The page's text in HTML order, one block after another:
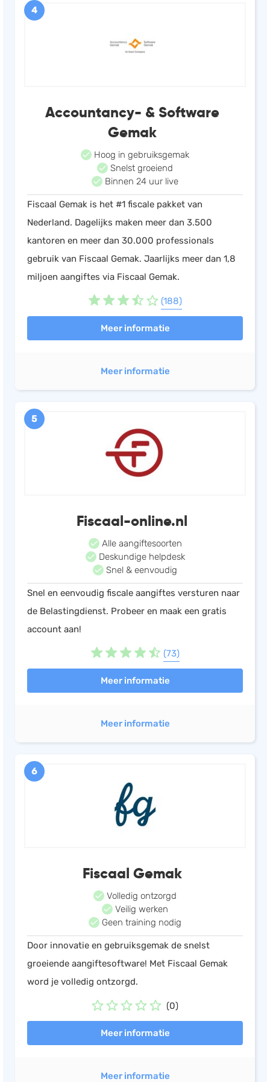
4
Accountancy- & Software
Gemak
Hoog in gebruiksgemak
Snelst groeiend
Binnen 24 uur live
Fiscaal Gemak is het #1 fiscale pakket van
Nederland. Dagelijks maken meer dan 3.500
kantoren en meer dan 30.000 professionals
gebruik van Fiscaal Gemak. Jaarlijks meer dan 1,8
miljoen aangiftes via Fiscaal Gemak.
(188)
Meer informatie
Meer informatie
5
Fiscaal-online.nl
Alle aangiftesoorten
Deskundige helpdesk
Snel & eenvoudig
Snel en eenvoudig fiscale aangiftes versturen naar
de Belastingdienst. Probeer en maak een gratis
account aan!
(73)
Meer informatie
Meer informatie
6
Fiscaal Gemak
Volledig ontzorgd
Veilig werken
Geen training nodig
Door innovatie en gebruiksgemak de snelst
groeiende aangiftesoftware! Met Fiscaal Gemak
word je volledig ontzorgd.
(0)
Meer informatie
Meer informatie